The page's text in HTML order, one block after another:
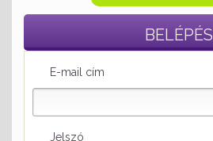
BELÉPÉS
E-mail cím
Jelszó